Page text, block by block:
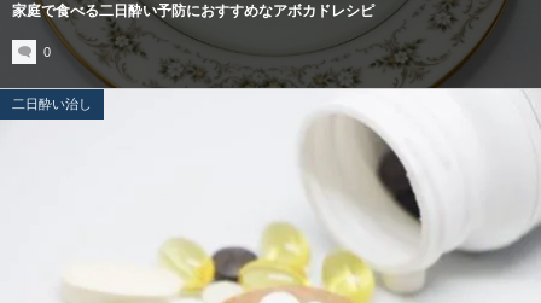
家庭で食べる二日酔い予防におすすめなアボカドレシピ
0
二日酔い治し